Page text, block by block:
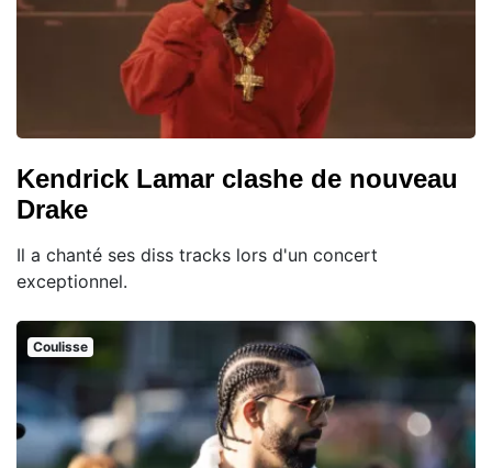
Kendrick Lamar clashe de nouveau
Drake
Il a chanté ses diss tracks lors d'un concert
exceptionnel.
Coulisse